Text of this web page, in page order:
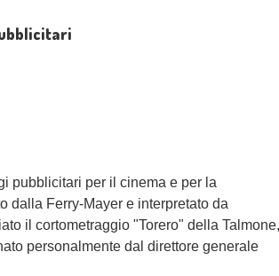
pubblicitari per il cinema e per la
dalla Ferry-Mayer e interpretato da
il cortometraggio "Torero" della Talmone,
personalmente dal direttore generale